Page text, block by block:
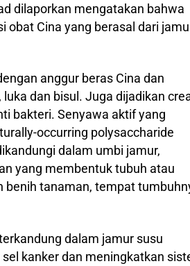
dilaporkan mengatakan bahwa
obat Cina yang berasal dari
anggur beras Cina dan
dan bisul. Juga dijadikan
bakteri. Senyawa aktif yang
occurring polysaccharide
dalam umbi jamur,
yang membentuk tubuh atau
tanaman, tempat
dalam jamur susu
kanker dan meningkatkan